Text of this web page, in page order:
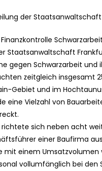
der
Staatsanwaltschaft
gegen Schwarzarbeit und
zeitgleich insgesamt
Gebiet und im
eine Vielzahl von
richtete sich neben acht
einer Baufirma
mit einem Umsatzvolumen
vollumfänglich bei